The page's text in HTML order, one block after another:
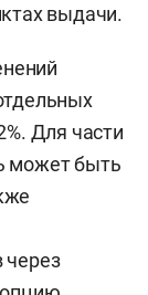
выдачи.
Для части
может быть
через